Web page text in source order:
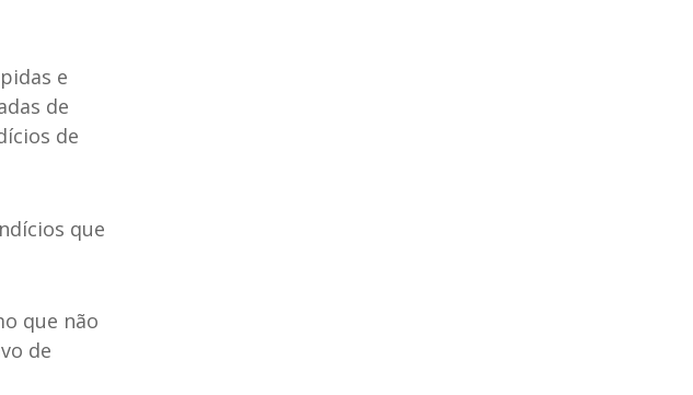
e
de
de
que
que não
de